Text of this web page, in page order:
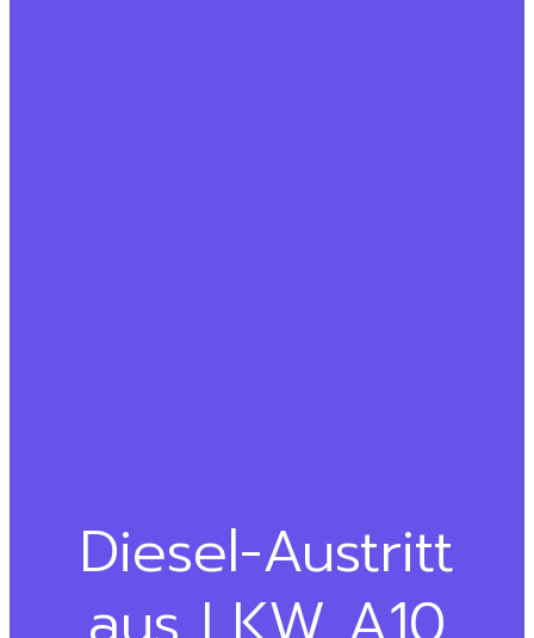
Diesel-Austritt